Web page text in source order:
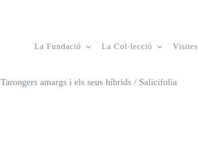
La Fundació La Col·lecció Visites
Tarongers amargs i els seus híbrids / Salicifolia